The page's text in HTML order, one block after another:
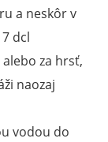
a neskôr v
dcl
za hrsť,
naozaj
vodou do